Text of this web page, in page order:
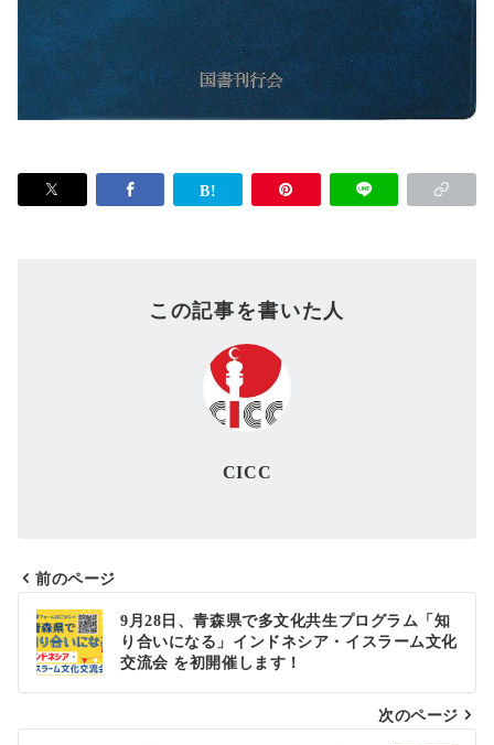
この記事を書いた人
CICC
投
稿
ビ
前のページ
9月28日、青森県で多文化共生プログラム「知
り合いになる」インドネシア・イスラーム文化
交流会 を初開催します！
次のページ